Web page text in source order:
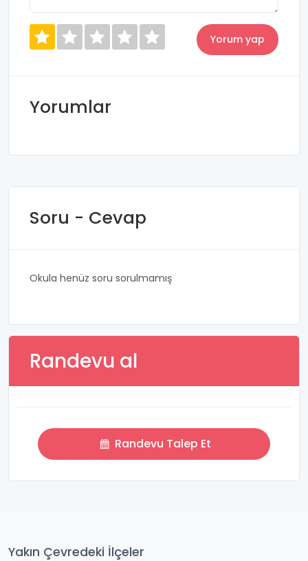
Yorumlar
Soru - Cevap
Okula henüz soru sorulmamış
Randevu al
Randevu Talep Et
Yakın Çevredeki İlçeler